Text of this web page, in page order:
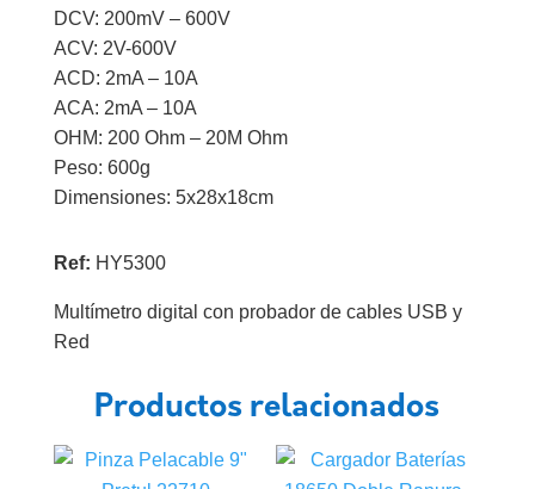
DCV: 200mV – 600V
ACV: 2V-600V
ACD: 2mA – 10A
ACA: 2mA – 10A
OHM: 200 Ohm – 20M Ohm
Peso: 600g
Dimensiones: 5x28x18cm
Ref: HY5300
Multímetro digital con probador de cables USB y
Red
Productos relacionados